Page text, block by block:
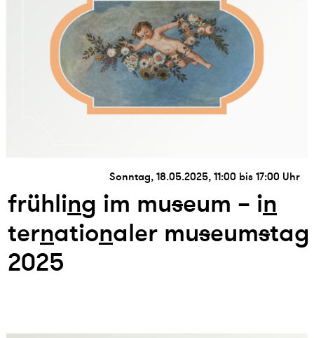
Sonntag, 18.05.2025, 11:00 bis 17:00 Uhr
frühling im museum – in
ternationaler museumstag
2025